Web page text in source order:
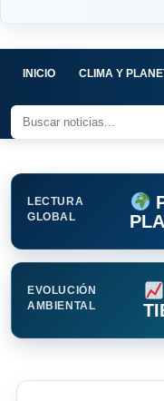
INICIO CLIMA Y
LECTURA
GLOBAL
EVOLUCIÓN
AMBIENTAL